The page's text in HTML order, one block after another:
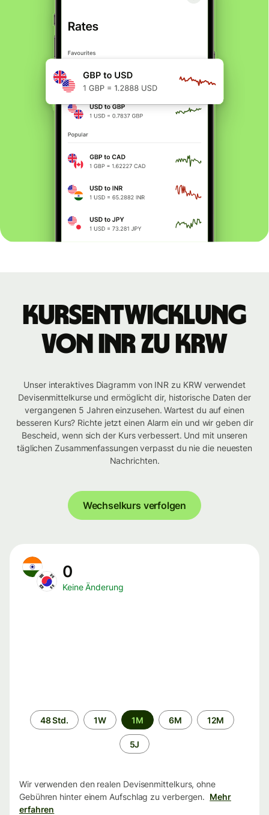
Kursentwicklung
von INR zu KRW
Unser interaktives Diagramm von INR zu KRW verwendet
Devisenmittelkurse und ermöglicht dir, historische Daten der
vergangenen 5 Jahren einzusehen. Wartest du auf einen
besseren Kurs? Richte jetzt einen Alarm ein und wir geben dir
Bescheid, wenn sich der Kurs verbessert. Und mit unseren
täglichen Zusammenfassungen verpasst du nie die neuesten
Nachrichten.
Wechselkurs verfolgen
0
Keine Änderung
Zeitraum
48 Std. 1W 1M 6M 12M
5J
Wir verwenden den realen Devisenmittelkurs, ohne
Gebühren hinter einem Aufschlag zu verbergen. Mehr
erfahren